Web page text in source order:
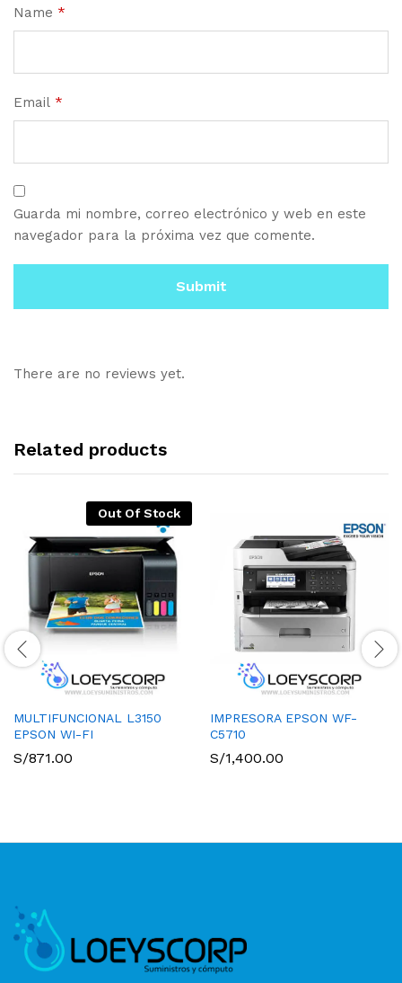
Name *
Email *
Guarda mi nombre, correo electrónico y web en este
navegador para la próxima vez que comente.
There are no reviews yet.
Related products
Out Of Stock
MULTIFUNCIONAL L3150
EPSON WI-FI
S/871.00
IMPRESORA EPSON WF-
C5710
S/1,400.00